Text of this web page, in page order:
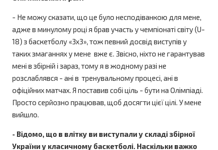
- Не можу сказати, що це було несподіванкою для мене,
адже в минулому році я брав участь у чемпіонаті світу (U-
18) з баскетболу «3х3», тож певний досвід виступів у
таких змаганнях у мене вже є. Звісно, ніхто не гарантував
мені в збірній і зараз, тому я в жодному разі не
розслаблявся - ані в тренувальному процесі, ані в
офіційних матчах. Я поставив собі ціль - бути на Олімпіаді.
Просто серйозно працював, щоб досягти цієї цілі. У мене
вийшло.
- Відомо, що в влітку ви виступали у складі збірної
України у класичному баскетболі. Наскільки важко